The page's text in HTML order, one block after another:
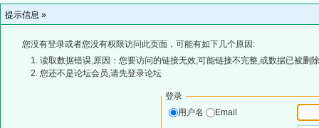
提示信息 »
您没有登录或者您没有权限访问此页面，可能有如下几个原因:
读取数据错误,原因：您要访问的链接无效,可能链接不完整,或数据已被删
您还不是论坛会员,请先登录论坛
登录
用户名
Email